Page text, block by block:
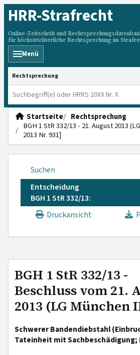
HRR-Strafrecht
Online-Zeitschrift und
für höchstrichterliche Rechtsprechung im
Menü
HRRS durchsuchen
Startseite
Rechtsprechung
BGH 1 StR 332/13 - 21. August 2013
2013 Nr. 931]
Suchen
Entscheidung
BGH 1 StR 332/13:
Druckansicht
BGH 1 StR 332/13 -
Beschluss vom 21.
2013 (LG München
Schwerer Bandendiebstahl
Tateinheit mit Sachbeschädigung;